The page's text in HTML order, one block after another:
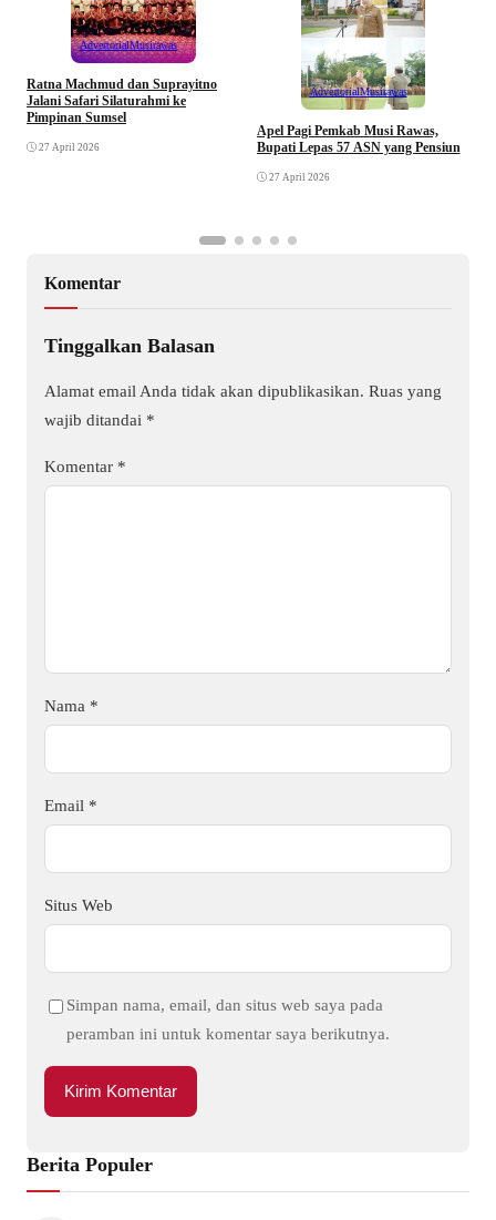
AdvertorialMusirawas
Ratna Machmud dan Suprayitno
Jalani Safari Silaturahmi ke
Pimpinan Sumsel
27 April 2026
AdvertorialMusirawas
Apel Pagi Pemkab Musi Rawas,
Bupati Lepas 57 ASN yang Pensiun
27 April 2026
Komentar
Tinggalkan Balasan
Alamat email Anda tidak akan dipublikasikan. Ruas yang
wajib ditandai *
Komentar *
Nama *
Email *
Situs Web
Simpan nama, email, dan situs web saya pada
peramban ini untuk komentar saya berikutnya.
Berita Populer